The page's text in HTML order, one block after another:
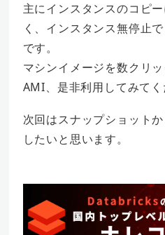
主にインスタンスのコピ
く、インスタンス無停止
です。
マシンイメージを数クリ
AMI、是非利用してみてく
次回はスナップショット
したいと思います。